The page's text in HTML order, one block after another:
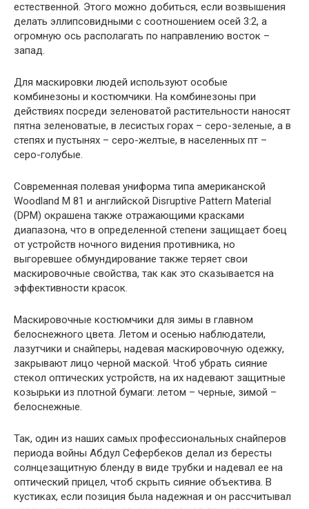
естественной. Этого можно добиться, если возвышения
делать эллипсовидными с соотношением осей 3:2, а
огромную ось располагать по направлению восток –
запад.
Для маскировки людей используют особые
комбинезоны и костюмчики. На комбинезоны при
действиях посреди зеленоватой растительности наносят
пятна зеленоватые, в лесистых горах – серо-зеленые, а в
степях и пустынях – серо-желтые, в населенных пт –
серо-голубые.
Современная полевая униформа типа американской
Woodland М 81 и английской Disruptive Pattern Маterial
(DРМ) окрашена также отражающими красками
диапазона, что в определенной степени защищает боец
от устройств ночного видения противника, но
выгоревшее обмундирование также теряет свои
маскировочные свойства, так как это сказывается на
эффективности красок.
Маскировочные костюмчики для зимы в главном
белоснежного цвета. Летом и осенью наблюдатели,
лазутчики и снайперы, надевая маскировочную одежку,
закрывают лицо черной маской. Чтоб убрать сияние
стекол оптических устройств, на их надевают защитные
козырьки из плотной бумаги: летом – черные, зимой –
белоснежные.
Так, один из наших самых профессиональных снайперов
периода войны Абдул Сефербеков делал из бересты
солнцезащитную бленду в виде трубки и надевал ее на
оптический прицел, чтоб скрыть сияние объектива. В
кустиках, если позиция была надежная и он рассчитывал